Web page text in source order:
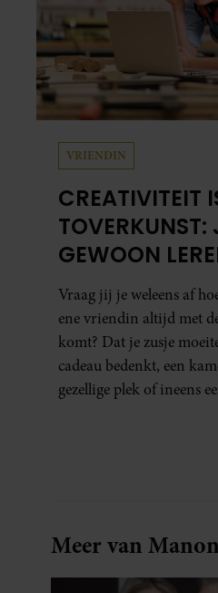
VRIENDIN
CREATIVITEIT
TOVERKUNST:
GEWOON
DOE JE ZO)
Vraag jij je weleens af
ene vriendin altijd met
komt? Dat je zusje
cadeau bedenkt, een
gezellige plek of ineens
Meer van Manon